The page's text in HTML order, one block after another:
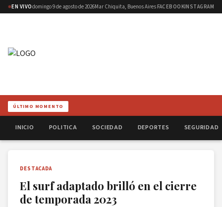
EN VIVOdomingo 9 de agosto de 2026Mar Chiquita, Buenos AiresFACEBOOKINSTAGRAM
ÚLTIMO MOMENTO
INICIO POLITICA SOCIEDAD DEPORTES SEGURIDAD
DESTACADA
El surf adaptado brilló en el cierre
de temporada 2023